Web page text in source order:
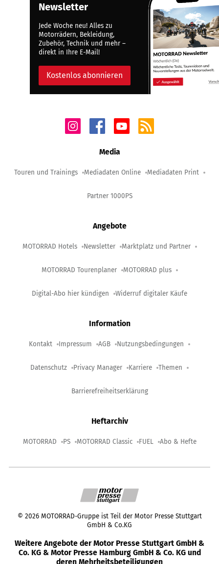
Newsletter
Jede Woche neu! Alles zu
Motorrädern, Bekleidung,
Zubehör, Technik und mehr –
direkt in Ihre E-Mail!
Kostenlos abonnieren
Media
Touren und Trainings Mediadaten Online Mediadaten Print
Partner 1000PS
Angebote
MOTORRAD Hotels Newsletter Marktplatz und Partner
MOTORRAD Tourenplaner MOTORRAD plus
Digital-Abo hier kündigen Widerruf digitaler Käufe
Information
Kontakt Impressum AGB Nutzungsbedingungen
Datenschutz Privacy Manager Karriere Themen
Barrierefreiheitserklärung
Heftarchiv
MOTORRAD PS MOTORRAD Classic FUEL Abo & Hefte
© 2026 MOTORRAD-Gruppe ist Teil der Motor Presse Stuttgart
GmbH & Co.KG
Weitere Angebote der Motor Presse Stuttgart GmbH &
Co. KG & Motor Presse Hamburg GmbH & Co. KG und
deren Mehrheitsbeteiligungen